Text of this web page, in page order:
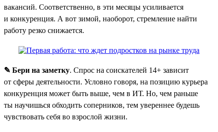
вакансий. Соответственно, в эти месяцы усиливается
и конкуренция. А вот зимой, наоборот, стремление найти
работу резко снижается.
✎ Бери на заметку. Спрос на соискателей 14+ зависит
от сферы деятельности. Условно говоря, на позицию курьера
конкуренция может быть выше, чем в ИТ. Но, чем раньше
ты научишься обходить соперников, тем увереннее будешь
чувствовать себя во взрослой жизни.